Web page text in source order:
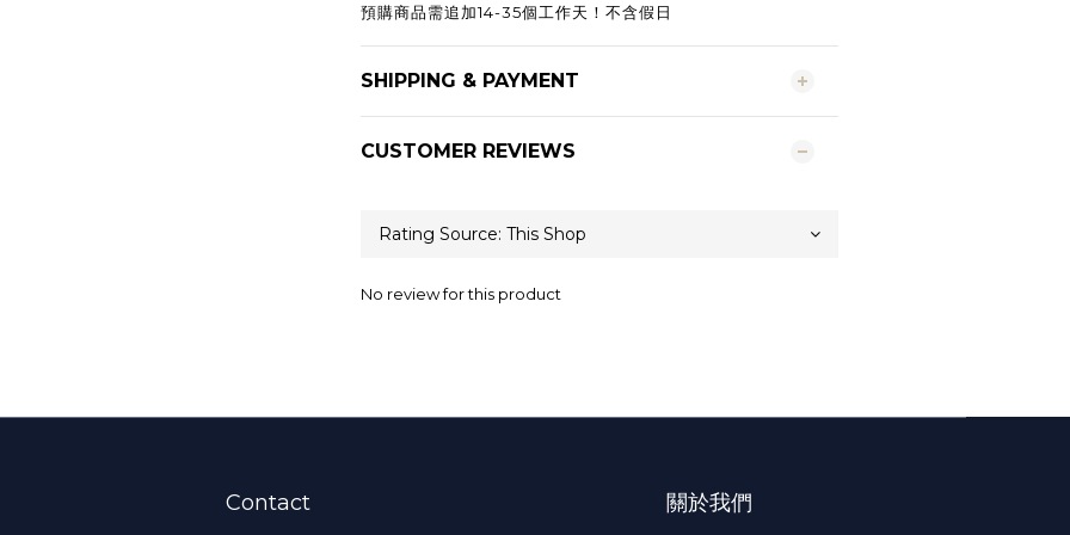
預購商品需追加14-35個工作天！不含假日
SHIPPING & PAYMENT
CUSTOMER REVIEWS
No review for this product
Contact 關於我們